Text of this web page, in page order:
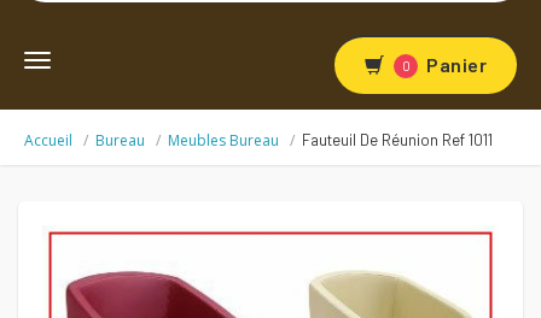
Toggle
0 Panier
Accueil Bureau Meubles Bureau Fauteuil De Réunion Ref 1011